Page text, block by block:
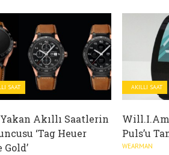
SAAT
Yakan Akıllı Saatlerin
‘Tag Heuer
Gold’
AKILLI SAAT
Will.i.am
Puls’u
WEARMAN